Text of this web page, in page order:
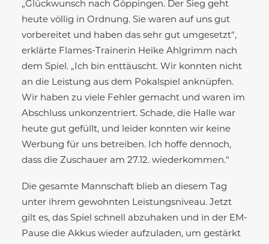
„Glückwunsch nach Göppingen. Der Sieg geht
heute völlig in Ordnung. Sie waren auf uns gut
vorbereitet und haben das sehr gut umgesetzt“,
erklärte Flames-Trainerin Heike Ahlgrimm nach
dem Spiel. „Ich bin enttäuscht. Wir konnten nicht
an die Leistung aus dem Pokalspiel anknüpfen.
Wir haben zu viele Fehler gemacht und waren im
Abschluss unkonzentriert. Schade, die Halle war
heute gut gefüllt, und leider konnten wir keine
Werbung für uns betreiben. Ich hoffe dennoch,
dass die Zuschauer am 27.12. wiederkommen.“
Die gesamte Mannschaft blieb an diesem Tag
unter ihrem gewohnten Leistungsniveau. Jetzt
gilt es, das Spiel schnell abzuhaken und in der EM-
Pause die Akkus wieder aufzuladen, um gestärkt